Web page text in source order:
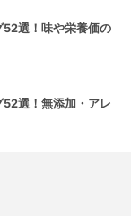
52選！味や栄養価の
52選！無添加・アレ